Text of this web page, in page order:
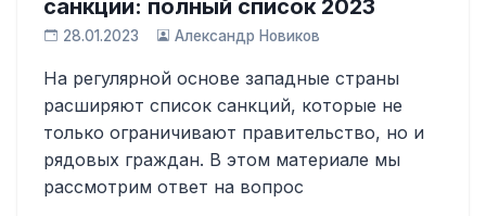
санкции: полный список 2023
28.01.2023 Александр Новиков
На регулярной основе западные страны
расширяют список санкций, которые не
только ограничивают правительство, но и
рядовых граждан. В этом материале мы
рассмотрим ответ на вопрос